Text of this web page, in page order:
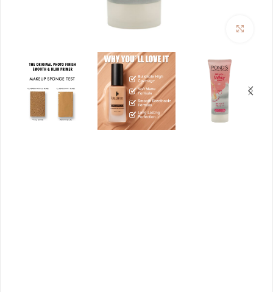
برای بزرگنمایی کلیک کنید